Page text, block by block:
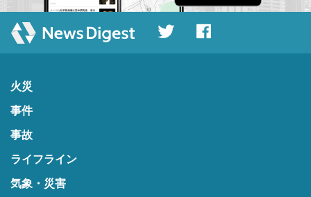
火災
事件
事故
ライフライン
気象・災害